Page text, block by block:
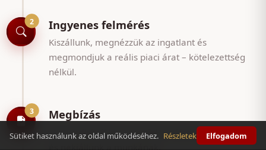
2 Ingyenes felmérés
Kiszállunk, megnézzük az ingatlant és
megmondjuk a reális piaci árat – kötelezettség
nélkül.
3 Megbízás
Ha mindkét félnek megfelel, aláírjuk a megbízást
Sütiket használunk az oldal működéséhez. Részletek Elfogadom